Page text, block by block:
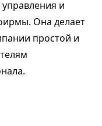
и
Она делает
простой и